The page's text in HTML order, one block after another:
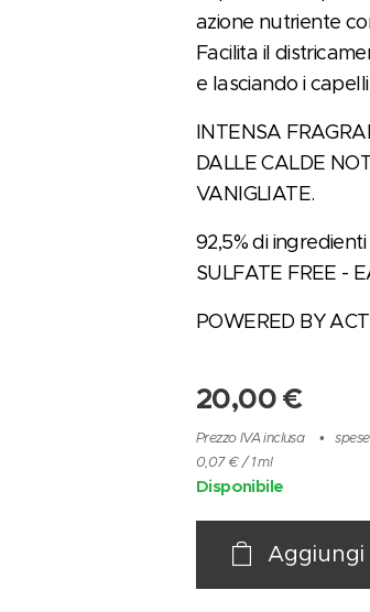
azione nutriente
Facilita il
e lasciando i
INTENSA
DALLE CALDE
VANIGLIATE.
92,5% di
SULFATE FREE -
POWERED BY
20,00€
Prezzo IVA inclusa
0,07 € / 1 ml
Disponibile